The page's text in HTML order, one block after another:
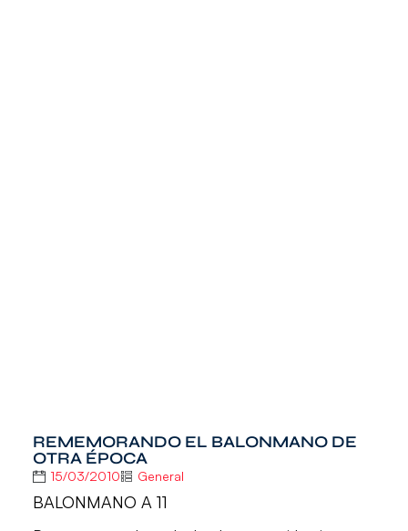
REMEMORANDO EL BALONMANO DE
OTRA ÉPOCA
15/03/2010 General
BALONMANO A 11